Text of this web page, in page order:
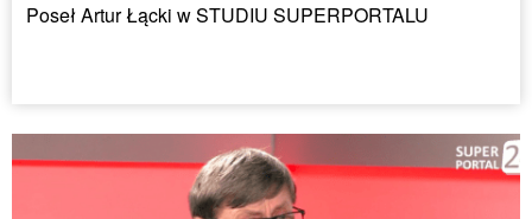
Poseł Artur Łącki w STUDIU SUPERPORTALU